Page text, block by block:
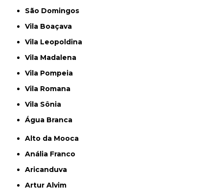
São Domingos
Vila Boaçava
Vila Leopoldina
Vila Madalena
Vila Pompeia
Vila Romana
Vila Sônia
Água Branca
Alto da Mooca
Anália Franco
Aricanduva
Artur Alvim